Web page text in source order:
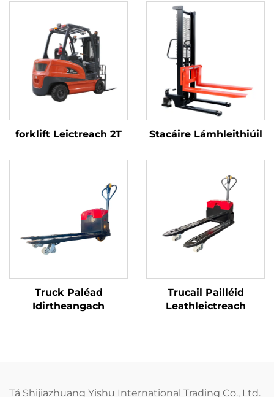
forklift Leictreach 2T Stacáire Lámhleithiúil
Truck Paléad
Idirtheangach
Trucail Pailléid
Leathleictreach
Tá Shijiazhuang Yishu International Trading Co., Ltd.